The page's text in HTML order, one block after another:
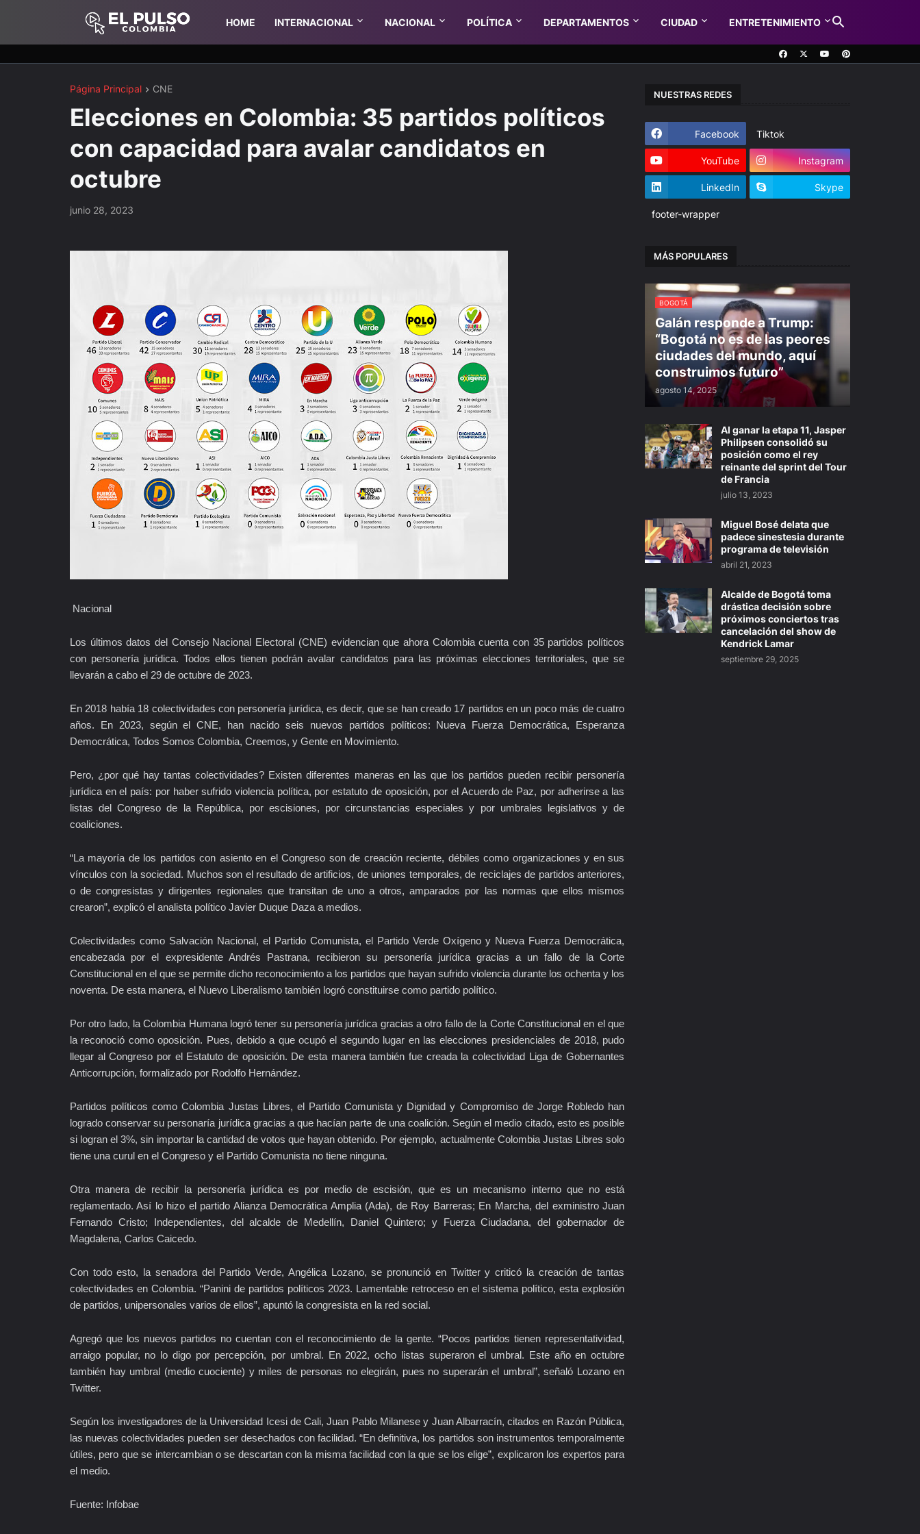
HOME INTERNACIONAL NACIONAL POLÍTICA DEPARTAMENTOS CIUDAD ENTRETENIMIENTO
Página Principal CNE
Elecciones en Colombia: 35 partidos políticos
con capacidad para avalar candidatos en
octubre
junio 28, 2023
Nacional
Los últimos datos del Consejo Nacional Electoral (CNE) evidencian que ahora Colombia cuenta con 35 partidos políticos
con personería jurídica. Todos ellos tienen podrán avalar candidatos para las próximas elecciones territoriales, que se
llevarán a cabo el 29 de octubre de 2023.
En 2018 había 18 colectividades con personería jurídica, es decir, que se han creado 17 partidos en un poco más de cuatro
años. En 2023, según el CNE, han nacido seis nuevos partidos políticos: Nueva Fuerza Democrática, Esperanza
Democrática, Todos Somos Colombia, Creemos, y Gente en Movimiento.
Pero, ¿por qué hay tantas colectividades? Existen diferentes maneras en las que los partidos pueden recibir personería
jurídica en el país: por haber sufrido violencia política, por estatuto de oposición, por el Acuerdo de Paz, por adherirse a las
listas del Congreso de la República, por escisiones, por circunstancias especiales y por umbrales legislativos y de
coaliciones.
“La mayoría de los partidos con asiento en el Congreso son de creación reciente, débiles como organizaciones y en sus
vínculos con la sociedad. Muchos son el resultado de artificios, de uniones temporales, de reciclajes de partidos anteriores,
o de congresistas y dirigentes regionales que transitan de uno a otros, amparados por las normas que ellos mismos
crearon”, explicó el analista político Javier Duque Daza a medios.
Colectividades como Salvación Nacional, el Partido Comunista, el Partido Verde Oxígeno y Nueva Fuerza Democrática,
encabezada por el expresidente Andrés Pastrana, recibieron su personería jurídica gracias a un fallo de la Corte
Constitucional en el que se permite dicho reconocimiento a los partidos que hayan sufrido violencia durante los ochenta y los
noventa. De esta manera, el Nuevo Liberalismo también logró constituirse como partido político.
Por otro lado, la Colombia Humana logró tener su personería jurídica gracias a otro fallo de la Corte Constitucional en el que
la reconoció como oposición. Pues, debido a que ocupó el segundo lugar en las elecciones presidenciales de 2018, pudo
llegar al Congreso por el Estatuto de oposición. De esta manera también fue creada la colectividad Liga de Gobernantes
Anticorrupción, formalizado por Rodolfo Hernández.
Partidos políticos como Colombia Justas Libres, el Partido Comunista y Dignidad y Compromiso de Jorge Robledo han
logrado conservar su personaría jurídica gracias a que hacían parte de una coalición. Según el medio citado, esto es posible
si logran el 3%, sin importar la cantidad de votos que hayan obtenido. Por ejemplo, actualmente Colombia Justas Libres solo
tiene una curul en el Congreso y el Partido Comunista no tiene ninguna.
Otra manera de recibir la personería jurídica es por medio de escisión, que es un mecanismo interno que no está
reglamentado. Así lo hizo el partido Alianza Democrática Amplia (Ada), de Roy Barreras; En Marcha, del exministro Juan
Fernando Cristo; Independientes, del alcalde de Medellín, Daniel Quintero; y Fuerza Ciudadana, del gobernador de
Magdalena, Carlos Caicedo.
Con todo esto, la senadora del Partido Verde, Angélica Lozano, se pronunció en Twitter y criticó la creación de tantas
colectividades en Colombia. “Panini de partidos políticos 2023. Lamentable retroceso en el sistema político, esta explosión
de partidos, unipersonales varios de ellos”, apuntó la congresista en la red social.
Agregó que los nuevos partidos no cuentan con el reconocimiento de la gente. “Pocos partidos tienen representatividad,
arraigo popular, no lo digo por percepción, por umbral. En 2022, ocho listas superaron el umbral. Este año en octubre
también hay umbral (medio cuociente) y miles de personas no elegirán, pues no superarán el umbral”, señaló Lozano en
Twitter.
Según los investigadores de la Universidad Icesi de Cali, Juan Pablo Milanese y Juan Albarracín, citados en Razón Pública,
las nuevas colectividades pueden ser desechados con facilidad. “En definitiva, los partidos son instrumentos temporalmente
útiles, pero que se intercambian o se descartan con la misma facilidad con la que se los elige”, explicaron los expertos para
el medio.
Fuente: Infobae
NUESTRAS REDES
Facebook Tiktok
YouTube Instagram
LinkedIn Skype
footer-wrapper
MÁS POPULARES
BOGOTÁ
Galán responde a Trump:
“Bogotá no es de las peores
ciudades del mundo, aquí
construimos futuro”
agosto 14, 2025
Al ganar la etapa 11, Jasper
Philipsen consolidó su
posición como el rey
reinante del sprint del Tour
de Francia
julio 13, 2023
Miguel Bosé delata que
padece sinestesia durante
programa de televisión
abril 21, 2023
Alcalde de Bogotá toma
drástica decisión sobre
próximos conciertos tras
cancelación del show de
Kendrick Lamar
septiembre 29, 2025